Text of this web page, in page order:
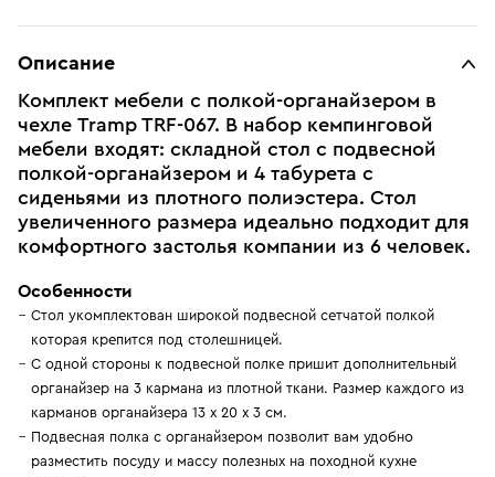
Описание
Комплект мебели c полкой-органайзером в
чехле Tramp TRF-067. В набор кемпинговой
мебели входят: складной стол с подвесной
полкой-органайзером и 4 табурета с
сиденьями из плотного полиэстера. Стол
увеличенного размера идеально подходит для
комфортного застолья компании из 6 человек.
Особенности
Стол укомплектован широкой подвесной сетчатой полкой
которая крепится под столешницей.
С одной стороны к подвесной полке пришит дополнительный
органайзер на 3 кармана из плотной ткани. Размер каждого из
карманов органайзера 13 х 20 х 3 см.
Подвесная полка с органайзером позволит вам удобно
разместить посуду и массу полезных на походной кухне